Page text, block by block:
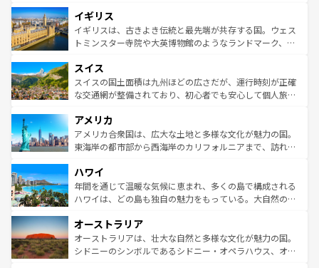
いる。シャンパンの発祥地であるランス、プロヴァンスの
香り高いラベンダー畑など、多彩な楽しみ方が可能だ。さ
らに、パリ以外の地域にも魅力が溢れており、どの街角に
れる地方に足を運ぶとそれぞれで全く異なる文化を体験で
きるだろう。 なお、新着のフランス情報はコンテンツ一覧
を参照してほしい。
顔を持つこの国は、どこを歩いても飽きることがない。ベ
ルリンの文化的活気、バイエルン州のアルプスの絶景、そ
してライン川沿いのワイン畑といった風景は必見。ビール
は、お酒好きな人にはぜひ体験してほしい。 なお、新着の
ドイツ情報はコンテンツ一覧を参照してほしい。
イギリス
イギリスは、古きよき伝統と最先端が共存する国。ウェス
トミンスター寺院や大英博物館のようなランドマーク、歴
リアごとに異なる魅力がある。また、優雅なアフタヌーン
ティー、ビール好きにはたまらない英国パブ、サッカー観
戦など、本場だからこそできる体験も豊富。イギリスを旅
ンツ一覧を参照してほしい。
スイス
スイスの国土面積は九州ほどの広さだが、運行時刻が正確
な交通網が整備されており、初心者でも安心して個人旅行
の建物がそのまま残る町や、スイスならではのユニークな
博物館もあり、アルプス観光だけでなく町歩きも満喫する
ことができる。国民の所得が高いため物価も高いが、旅行
ば市内交通費無料で観光を楽しむこともできる。 なお、新
着のスイス情報はコンテンツ一覧 を参照してほしい。
アメリカ
アメリカ合衆国は、広大な土地と多様な文化が魅力の国。
東海岸の都市部から西海岸のカリフォルニアまで、訪れる
のような巨大都市は、観光、ショッピング、エンターテイ
ンメントが詰まった刺激的なスポットだ。一方、アメリカ
西部には大自然が広がり、グランドキャニオンやイエロー
部のニューオーリンズでは、音楽と美食が融合した独特の
文化が魅力。旅行者はアメリカの各地域で異なる魅力を楽
しみながら、その多様性と豊かな歴史を感じることができ
ハワイ
年間を通じて温暖な気候に恵まれ、多くの島で構成される
ハワイは、どの島も独自の魅力をもっている。大自然の神
ワイ島は見逃せない。また、定番の観光地といえばオアフ
島だが、静かな自然を求めるならマウイ島やカウアイ島が
おすすめ。エメラルドグリーンに輝く海をはじめ、豊かな
オーストラリア
オーストラリアは、壮大な自然と多様な文化が魅力の国。
シドニーのシンボルであるシドニー・オペラハウス、オー